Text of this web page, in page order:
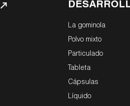
La gominola
Polvo mixto
Particulado
Tableta
Cápsulas
Líquido